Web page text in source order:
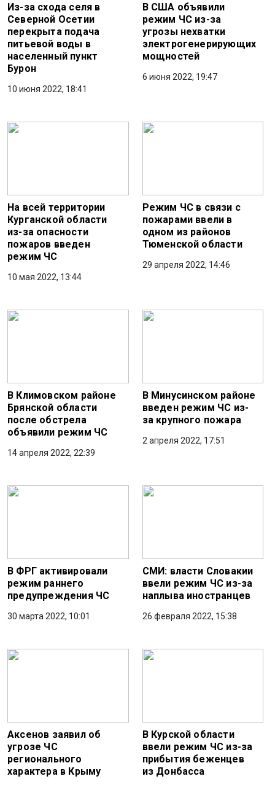
Из-за схода селя в
Северной Осетии
перекрыта подача
питьевой воды в
населенный пункт
Бурон
10 июня 2022, 18:41
В США объявили
режим ЧС из-за
угрозы нехватки
электрогенерирующих
мощностей
6 июня 2022, 19:47
На всей территории
Курганской области
из-за опасности
пожаров введен
режим ЧС
10 мая 2022, 13:44
Режим ЧС в связи с
пожарами ввели в
одном из районов
Тюменской области
29 апреля 2022, 14:46
В Климовском районе
Брянской области
после обстрела
объявили режим ЧС
14 апреля 2022, 22:39
В Минусинском районе
введен режим ЧС из-
за крупного пожара
2 апреля 2022, 17:51
В ФРГ активировали
режим раннего
предупреждения ЧС
30 марта 2022, 10:01
СМИ: власти Словакии
ввели режим ЧС из-за
наплыва иностранцев
26 февраля 2022, 15:38
Аксенов заявил об
угрозе ЧС
регионального
характера в Крыму
В Курской области
ввели режим ЧС из-за
прибытия беженцев
из Донбасса